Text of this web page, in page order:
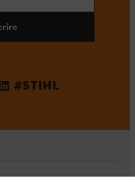
#STIHL